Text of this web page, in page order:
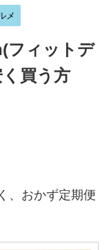
メ
フィットデ
買う方
、おかず定期便